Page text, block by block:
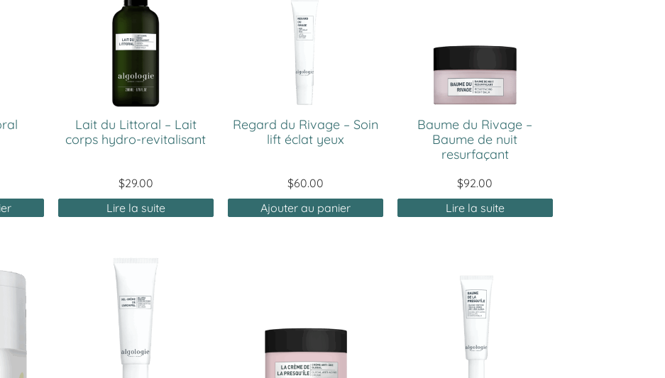
Lait du Littoral – Lait
corps hydro-revitalisant
$29.00
Lire la suite
Regard du Rivage – Soin
lift éclat yeux
$60.00
Ajouter au panier
Baume du Rivage –
Baume de nuit
resurfaçant
$92.00
Lire la suite